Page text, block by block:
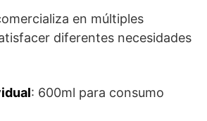
en múltiples
diferentes necesidades
: 600ml para consumo